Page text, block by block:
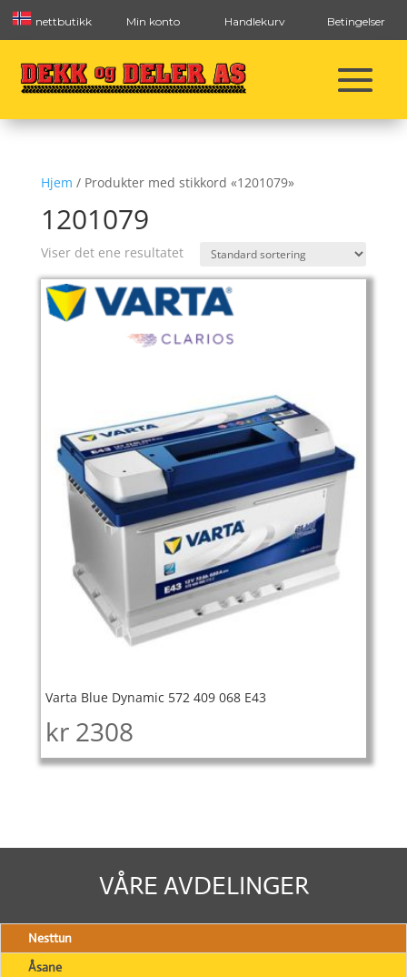
nettbutikk Min konto Handlekurv Betingelser
Hjem / Produkter med stikkord «1201079»
1201079
Viser det ene resultatet
Varta Blue Dynamic 572 409 068 E43
kr 2308
VÅRE AVDELINGER
Nesttun
Åsane